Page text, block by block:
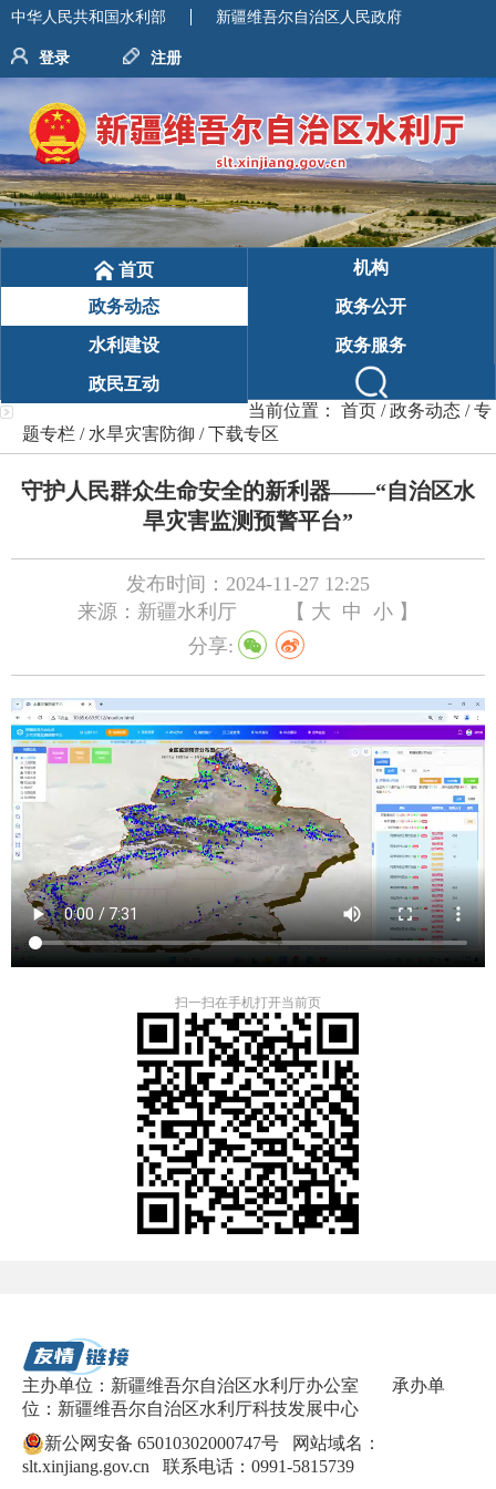
中华人民共和国水利部 新疆维吾尔自治区人民政府
登录 注册
首页 机构
政务动态 政务公开
水利建设 政务服务
政民互动
当前位置： 首页 /政务动态 /专
题专栏 /水旱灾害防御 /下载专区
守护人民群众生命安全的新利器——“自治区水
旱灾害监测预警平台”
发布时间：2024-11-27 12:25
来源：新疆水利厅
【 大 中 小 】
分享:
扫一扫在手机打开当前页
主办单位：新疆维吾尔自治区水利厅办公室
承办单
位：新疆维吾尔自治区水利厅科技发展中心
新公网安备 65010302000747号 网站域名：
slt.xinjiang.gov.cn 联系电话：0991-5815739